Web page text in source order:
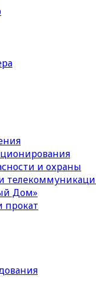
и охраны
Дом»
прокат